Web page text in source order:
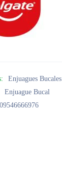
Enjuagues Bucales
Enjuague Bucal